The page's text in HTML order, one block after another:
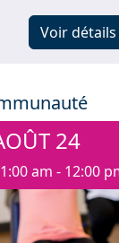
Voir détails
24
am - 12:00